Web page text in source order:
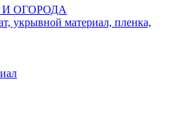
ОГОРОДА
укрывной материал, пленка,